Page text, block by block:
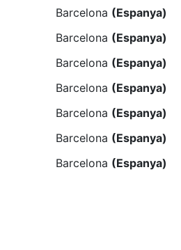
Barcelona (Espanya)
Barcelona (Espanya)
Barcelona (Espanya)
Barcelona (Espanya)
Barcelona (Espanya)
Barcelona (Espanya)
Barcelona (Espanya)